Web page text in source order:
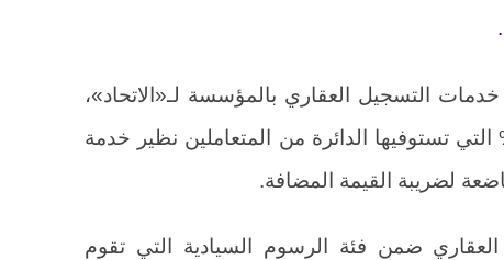
التسجيل العقاري بالمؤسسة لـ«الاتحاد»،
التسجيل العقاري البالغة 4% التي تستوفيها الدائرة من المتعاملين نظير خدمة
لضريبة القيمة المضافة.
ضمن فئة الرسوم السيادية التي تقوم